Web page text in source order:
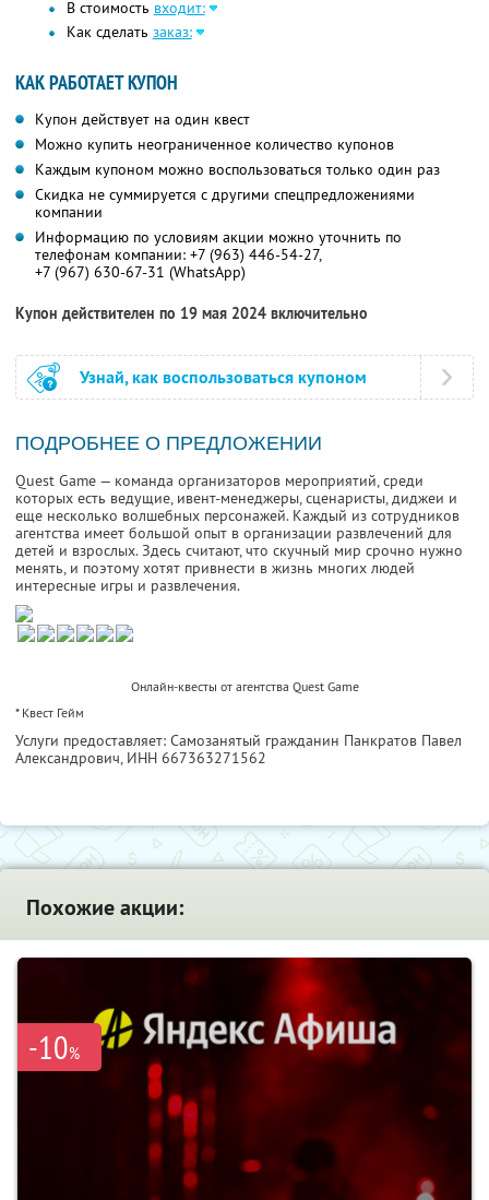
В стоимость входит:
Как сделать заказ:
КАК РАБОТАЕТ КУПОН
Купон действует на один квест
Можно купить неограниченное количество купонов
Каждым купоном можно воспользоваться только один раз
Скидка не суммируется с другими спецпредложениями
компании
Информацию по условиям акции можно уточнить по
телефонам компании: +7 (963) 446-54-27,
+7 (967) 630-67-31 (WhatsApp)
Купон действителен по 19 мая 2024 включительно
Узнай, как воспользоваться купоном
ПОДРОБНЕЕ О ПРЕДЛОЖЕНИИ
Quest Game — команда организаторов мероприятий, среди
которых есть ведущие, ивент-менеджеры, сценаристы, диджеи и
еще несколько волшебных персонажей. Каждый из сотрудников
агентства имеет большой опыт в организации развлечений для
детей и взрослых. Здесь считают, что скучный мир срочно нужно
менять, и поэтому хотят привнести в жизнь многих людей
интересные игры и развлечения.
Онлайн-квесты от агентства Quest Game
* Квест Гейм
Услуги предоставляет: Самозанятый гражданин Панкратов Павел
Александрович, ИНН 667363271562
Похожие акции:
-10%